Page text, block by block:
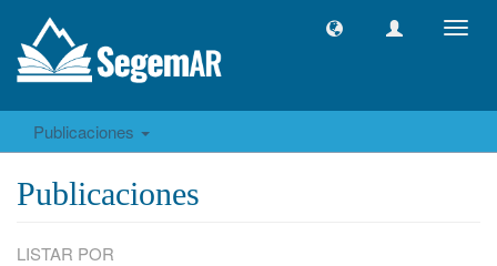
Publicaciones
Publicaciones
LISTAR POR